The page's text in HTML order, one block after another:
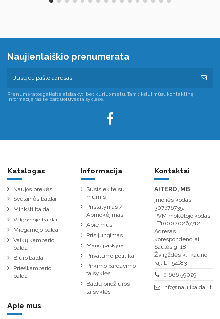
Naujienlaiškio prenumerata
Prenumeratos galėsite atsisakyti bet kuriuo metu. Tam tikslui mūsų kontaktinę
informaciją rasite parduotuvės taisyklėse.
Katalogas
Naujos prekės
Svetainės baldai
Minkšti baldai
Valgomojo baldai
Miegamojo baldai
Vaikų kambario
baldai
Biuro baldai
Prieškambario
baldai
Informacija
Susisiekite su
mumis
Pristatymas /
Apmokėjimas
Apie mus
Prisijungimas
Mano paskyra
Privatumo politika
Pirkimo pardavimo
taisyklės
Baldų priežiūros
taisyklės
Kontaktai
AITERO, MB
Įmonės kodas:
307676735,
PVM mokėtojo kodas:
LT100020267712
Adresas
korespondencijai:
Saulės g. 18,
Žvirgždės k., Kauno
raj. LT-54183
0 666 59029
info@naujibaldai.lt
Apie mus